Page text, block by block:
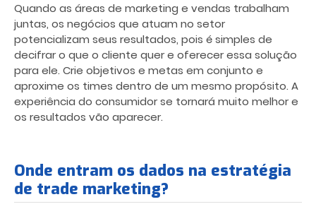
Quando as áreas de marketing e vendas trabalham
juntas, os negócios que atuam no setor
potencializam seus resultados, pois é simples de
decifrar o que o cliente quer e oferecer essa solução
para ele. Crie objetivos e metas em conjunto e
aproxime os times dentro de um mesmo propósito. A
experiência do consumidor se tornará muito melhor e
os resultados vão aparecer.
Onde entram os dados na estratégia
de trade marketing?